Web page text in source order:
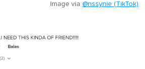
Image via @nssynie (TikTok)